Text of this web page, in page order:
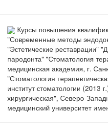
Курсы повышения
"Современные методы
"Эстетические реставрации"
пародонта" "Стоматология
медицинская академия, г.
"Стоматология
институт стоматологии (2013
хирургическая", Северо-
медицинский университет